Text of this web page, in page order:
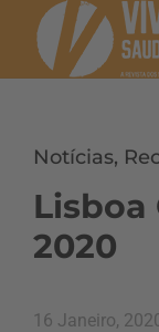
Notícias,
Lisboa
2020
16 Janeiro,